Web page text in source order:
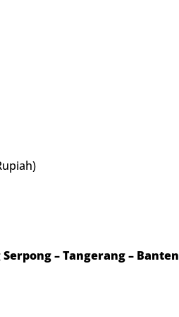
Serpong – Tangerang – Banten